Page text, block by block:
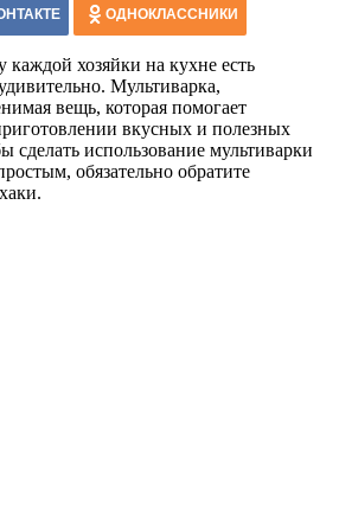
ОДНОКЛАССНИКИ
каждой хозяйки на кухне есть
Мультиварка,
вещь, которая помогает
вкусных и полезных
сделать использование мультиварки
обязательно обратите